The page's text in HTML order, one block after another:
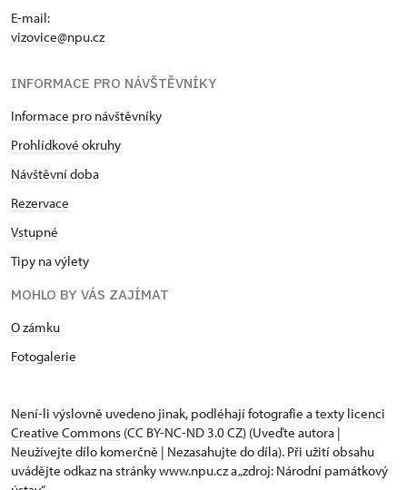
E-mail:
vizovice@npu.cz
INFORMACE PRO NÁVŠTĚVNÍKY
Informace pro návštěvníky
Prohlídkové okruhy
Návštěvní doba
Rezervace
Vstupné
Tipy na výlety
MOHLO BY VÁS ZAJÍMAT
O zámku
Fotogalerie
Není-li výslovně uvedeno jinak, podléhají fotografie a texty licenci
Creative Commons (CC BY-NC-ND 3.0 CZ) (Uveďte autora |
Neužívejte dílo komerčně | Nezasahujte do díla). Při užití obsahu
uvádějte odkaz na stránky www.npu.cz a „zdroj: Národní památkový